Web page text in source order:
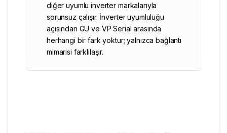
diğer uyumlu inverter markalarıyla
sorunsuz çalışır. İnverter uyumluluğu
açısından GU ve VP Serial arasında
herhangi bir fark yoktur; yalnızca bağlantı
mimarisi farklılaşır.